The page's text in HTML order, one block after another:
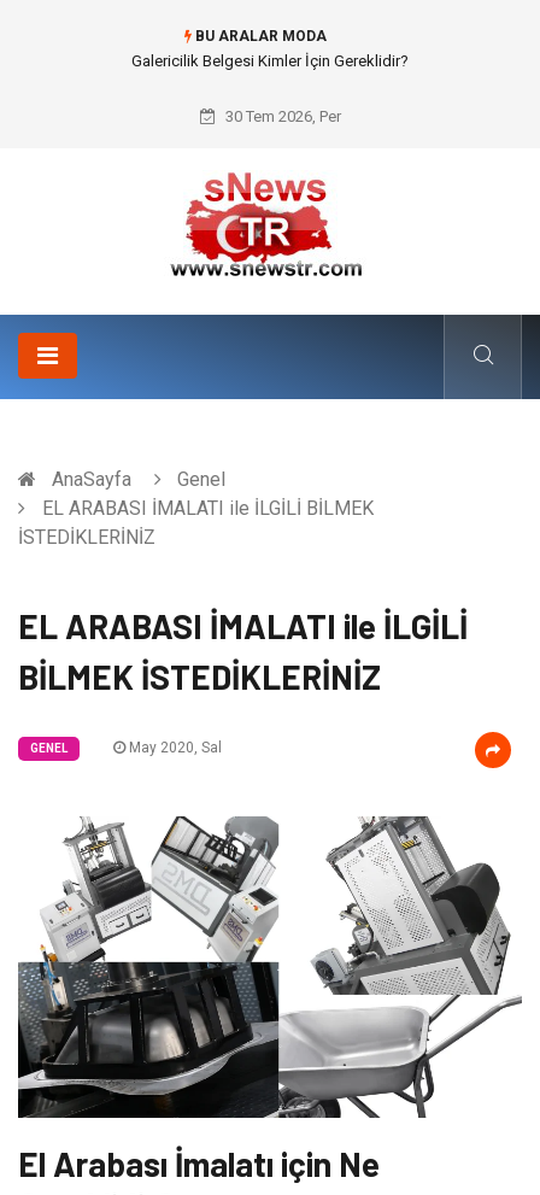
BU ARALAR MODA
Doküman Yönetimi ile Kurumsal Hafızanın Dijitalleşmesi
30 Tem 2026, Per
AnaSayfa
Genel
EL ARABASI İMALATI ile İLGİLİ BİLMEK
İSTEDİKLERİNİZ
EL ARABASI İMALATI ile İLGİLİ
BİLMEK İSTEDİKLERİNİZ
GENEL May 2020, Sal
El Arabası İmalatı için Ne